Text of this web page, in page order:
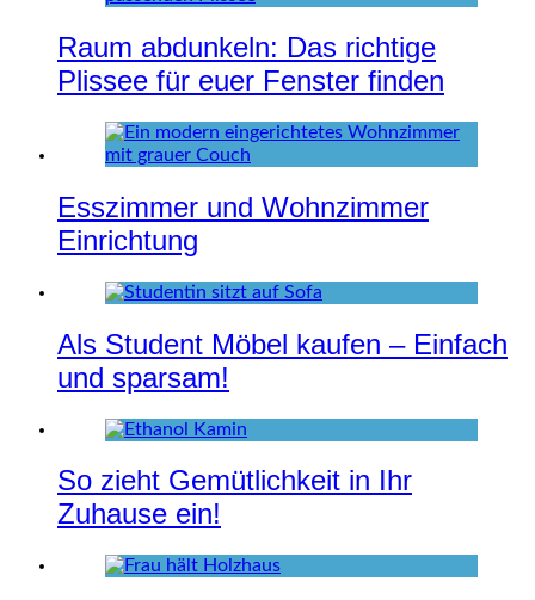
Raum abdunkeln: Das richtige
Plissee für euer Fenster finden
Esszimmer und Wohnzimmer
Einrichtung
Als Student Möbel kaufen – Einfach
und sparsam!
So zieht Gemütlichkeit in Ihr
Zuhause ein!